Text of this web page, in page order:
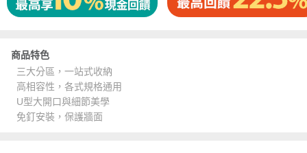
商品特色
三大分區，一站式收納
高相容性，各式規格通用
U型大開口與細節美學
免釘安裝，保護牆面